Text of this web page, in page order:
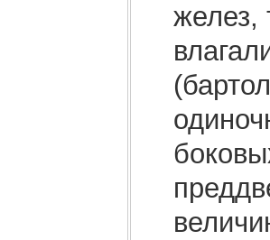
желез,